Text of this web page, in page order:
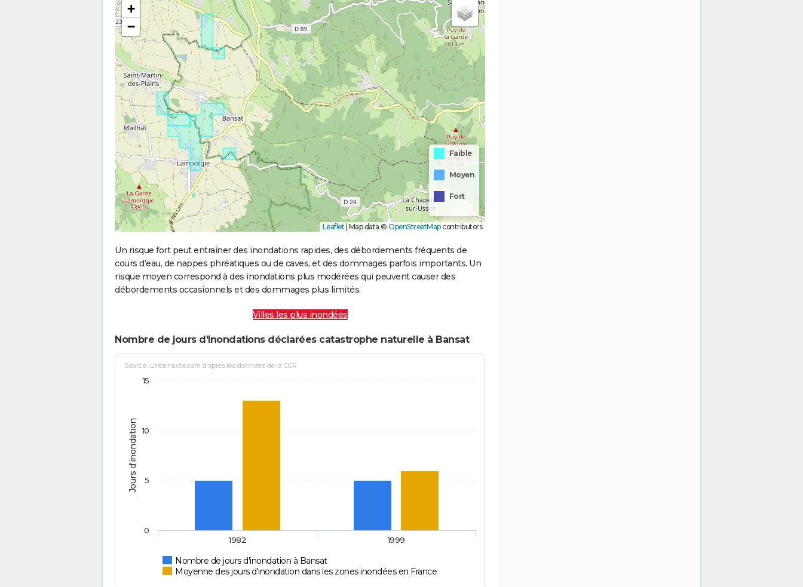
+
−
Faible
Moyen
Fort
Leaflet | Map data © OpenStreetMapcontributors
Un risque fort peut entraîner des inondations rapides, des débordements fréquents de
cours d’eau, de nappes phréatiques ou de caves, et des dommages parfois importants. Un
risque moyen correspond à des inondations plus modérées qui peuvent causer des
débordements occasionnels et des dommages plus limités.
Villes les plus inondées
Nombre de jours d'inondations déclarées catastrophe naturelle à Bansat
Jours d'inondation
Source : Linternaute.com d'après les données de la CCR
Nombre de jours d'inondation à Bansat
Moyenne des jours d'inondation dans les zones inondées en France
1982 1999
0
5
10
15